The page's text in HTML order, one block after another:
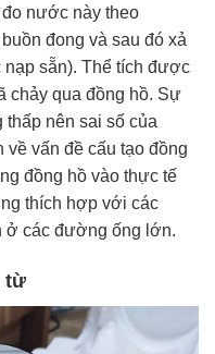
nước này theo
đong và sau đó xả
nạp sẵn). Thể tích được
chảy qua đồng hồ. Sự
nên sai số của
về vấn đề cấu tạo đồng
đồng hồ vào thực tế
thích hợp với các
ở các đường ống lớn.
từ